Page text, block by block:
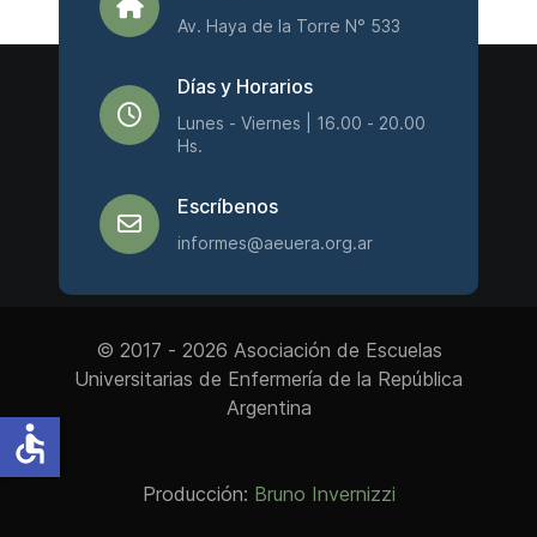
Av. Haya de la Torre N° 533
Días y Horarios
Lunes - Viernes | 16.00 - 20.00
Hs.
Escríbenos
informes@aeuera.org.ar
© 2017 - 2026 Asociación de Escuelas
Universitarias de Enfermería de la República
Argentina
Producción: Bruno Invernizzi
accessible